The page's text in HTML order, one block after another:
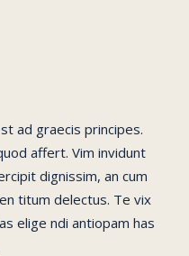
ad graecis principes.
affert. Vim invidunt
dignissim, an cum
titum delectus. Te vix
elige ndi antiopam has